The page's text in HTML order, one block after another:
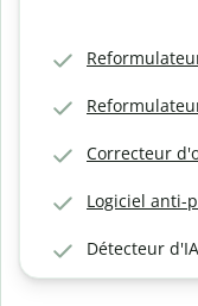
Correcteur
Logiciel anti-
Détecteur